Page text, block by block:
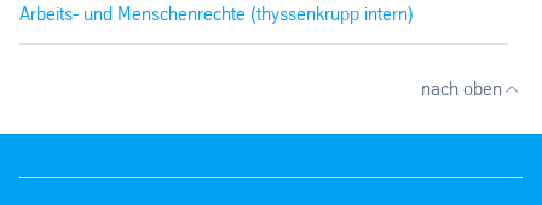
Arbeits- und Menschenrechte (thyssenkrupp intern)
nach oben